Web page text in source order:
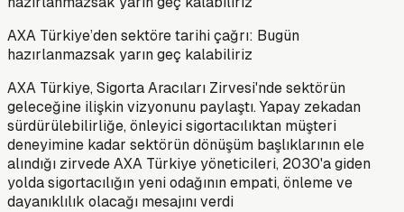
AXA Türkiye’den sektöre tarihi çağrı: Bugün
hazırlanmazsak yarın geç kalabiliriz
AXA Türkiye, Sigorta Aracıları Zirvesi'nde sektörün
geleceğine ilişkin vizyonunu paylaştı. Yapay zekadan
sürdürülebilirliğe, önleyici sigortacılıktan müşteri
deneyimine kadar sektörün dönüşüm başlıklarının ele
alındığı zirvede AXA Türkiye yöneticileri, 2030'a giden
yolda sigortacılığın yeni odağının empati, önleme ve
dayanıklılık olacağı mesajını verdi